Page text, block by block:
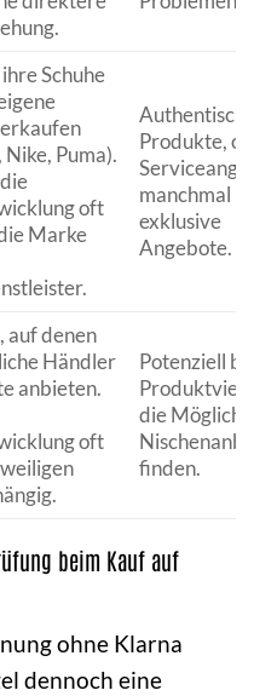
Schuhe
Puma).
oft
Marke
Produkte,
manchmal
exklusive
Angebote.
auf denen
Händler
anbieten.
oft
Potenziell
die
finden.
beim Kauf auf
ohne Klarna
dennoch eine